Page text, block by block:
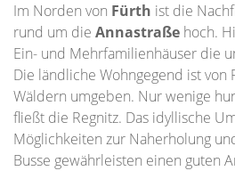
Im Norden von Fürth ist die
rund um die Annastraße hoch.
Ein- und Mehrfamilienhäuser die
Die ländliche Wohngegend ist von
Wäldern umgeben. Nur wenige
fließt die Regnitz. Das idyllische
Möglichkeiten zur Naherholung
Busse gewährleisten einen guten